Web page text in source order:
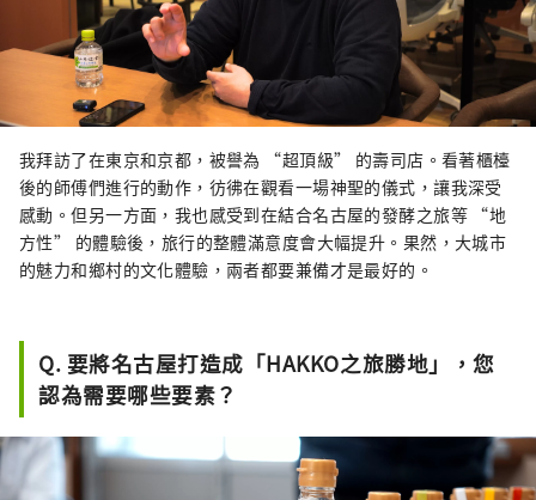
我拜訪了在東京和京都，被譽為 “超頂級” 的壽司店。看著櫃檯
後的師傅們進行的動作，彷彿在觀看一場神聖的儀式，讓我深受
感動。但另一方面，我也感受到在結合名古屋的發酵之旅等 “地
方性” 的體驗後，旅行的整體滿意度會大幅提升。果然，大城市
的魅力和鄉村的文化體驗，兩者都要兼備才是最好的。
Q. 要將名古屋打造成「HAKKO之旅勝地」，您
認為需要哪些要素？